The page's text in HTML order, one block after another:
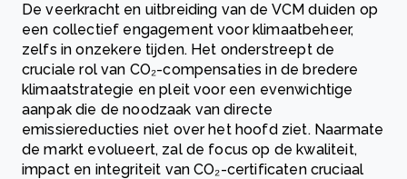
De veerkracht en uitbreiding van de VCM duiden op
een collectief engagement voor klimaatbeheer,
zelfs in onzekere tijden. Het onderstreept de
cruciale rol van CO₂-compensaties in de bredere
klimaatstrategie en pleit voor een evenwichtige
aanpak die de noodzaak van directe
emissiereducties niet over het hoofd ziet. Naarmate
de markt evolueert, zal de focus op de kwaliteit,
impact en integriteit van CO₂-certificaten cruciaal